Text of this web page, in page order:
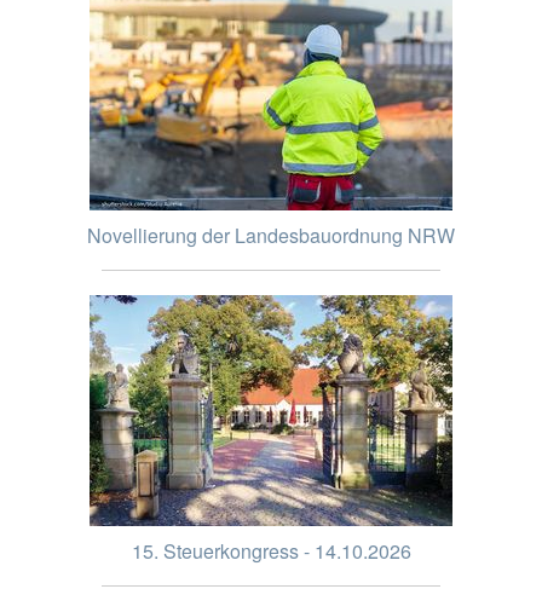
Novellierung der Landesbauordnung NRW
15. Steuerkongress - 14.10.2026